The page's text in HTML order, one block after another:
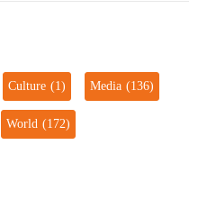
Culture(1) Media(136)
World(172)